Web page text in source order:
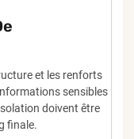
et les renforts
sensibles
doivent être
finale.